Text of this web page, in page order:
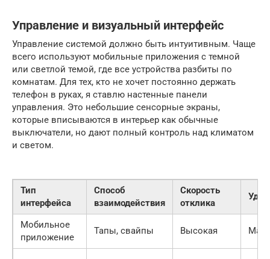
Управление и визуальный интерфейс
Управление системой должно быть интуитивным. Чаще
всего используют мобильные приложения с темной
или светлой темой, где все устройства разбиты по
комнатам. Для тех, кто не хочет постоянно держать
телефон в руках, я ставлю настенные панели
управления. Это небольшие сенсорные экраны,
которые вписываются в интерьер как обычные
выключатели, но дают полный контроль над климатом
и светом.
Тип
интерфейса
Способ
взаимодействия
Скорость
отклика
Мобильное
приложение
Тапы, свайпы Высокая